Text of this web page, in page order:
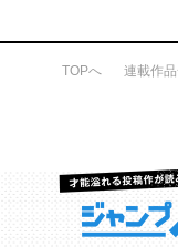
TOPへ 連載作